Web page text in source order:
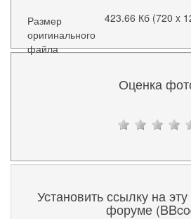
Размер
оригинального
файла
423.66 Кб (720 x
Оценка
Установить ссылку на
форуме